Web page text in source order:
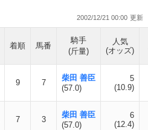
2002/12/21 00:00
着順 馬番
騎手
(斤量)
人気
(オッズ)
9 7
柴田 善臣
(57.0)
5
(10.9)
7 3
柴田 善臣
(57.0)
6
(12.4)